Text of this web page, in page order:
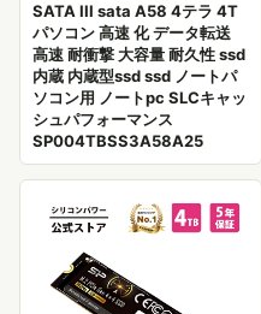
SATA III sata A58 4テラ 4T
パソコン 高速 化 データ転送
高速 耐衝撃 大容量 耐久性 ssd
内蔵 内蔵型ssd ssd ノートパ
ソコン用 ノートpc SLCキャッ
シュパフォーマンス
SP004TBSS3A58A25